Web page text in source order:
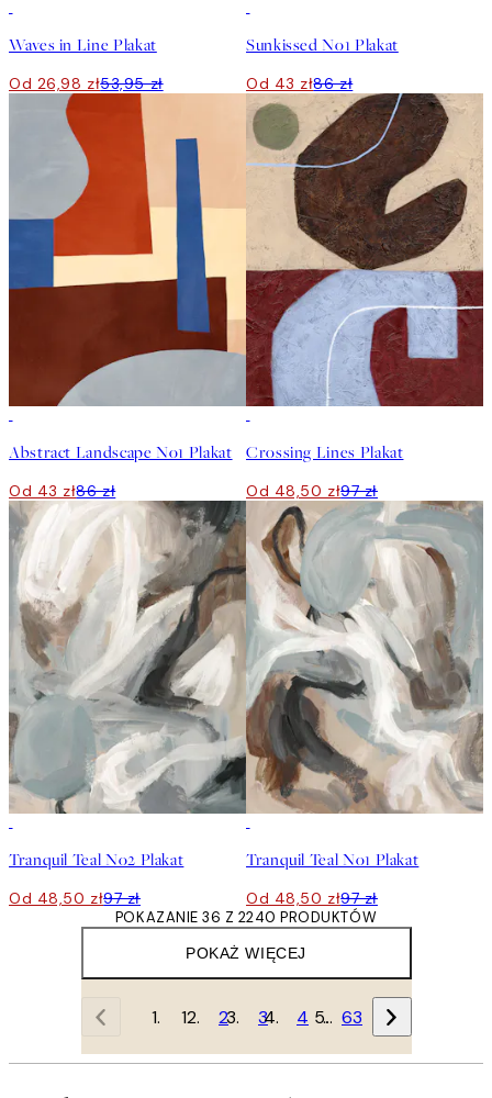
Waves in Line Plakat
Od 26,98 zł53,95 zł
Sunkissed No1 Plakat
Od 43 zł86 zł
Abstract Landscape No1 Plakat
Od 43 zł86 zł
Crossing Lines Plakat
Od 48,50 zł97 zł
Tranquil Teal No2 Plakat
Od 48,50 zł97 zł
Tranquil Teal No1 Plakat
Od 48,50 zł97 zł
POKAŻ WIĘCEJ
POKAZANIE 36 Z 2240 PRODUKTÓW
1 2 3 4 … 63